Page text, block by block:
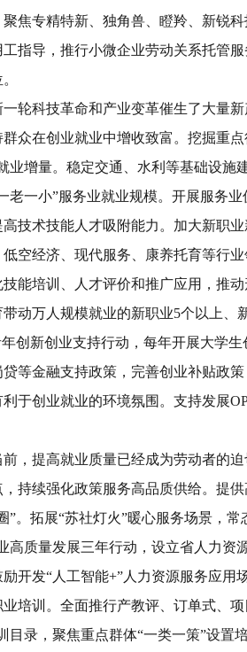
焦专精特新、独角兽、瞪羚、新锐
指导，推行小微企业劳动关系托管
一轮科技革命和产业变革催生了大量
众在创业就业中增收致富。 挖掘重点
业增量。稳定交通、水利等基础设施
老一小”服务业就业规模。开展服务
技术技能人才吸附能力。 加大新职业
空经济、现代服务、康养托育等行
能培训、人才评价和推广应用，推
动万人规模就业的新职业5个以上、
创新创业支持行动，每年开展大学生
等金融支持政策，完善创业补贴政
于创业就业的环境氛围。支持发展
前，提高就业质量已经成为劳动者的
持续强化政策服务高品质供给。 提供
”。拓展“苏社灯火”暖心服务场景，常
高质量发展三年行动，设立省人力资
励开发“人工智能+”人力资源服务应用
培训。 全面推行产教评、订单式、
目录，聚焦重点群体“一类一策”设置